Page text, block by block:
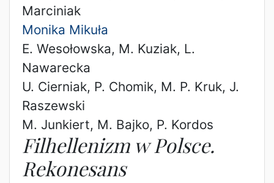
Marciniak
Monika Mikuła
E. Wesołowska, M. Kuziak, L.
Nawarecka
U. Cierniak, P. Chomik, M. P. Kruk, J.
Raszewski
M. Junkiert, M. Bajko, P. Kordos
Filhellenizm w Polsce.
Rekonesans